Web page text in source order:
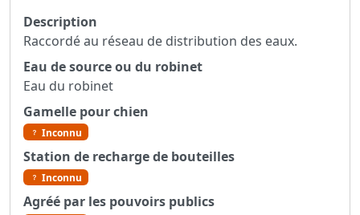
Description
Raccordé au réseau de distribution des eaux.
Eau de source ou du robinet
Eau du robinet
Gamelle pour chien
Inconnu
Station de recharge de bouteilles
Inconnu
Agréé par les pouvoirs publics